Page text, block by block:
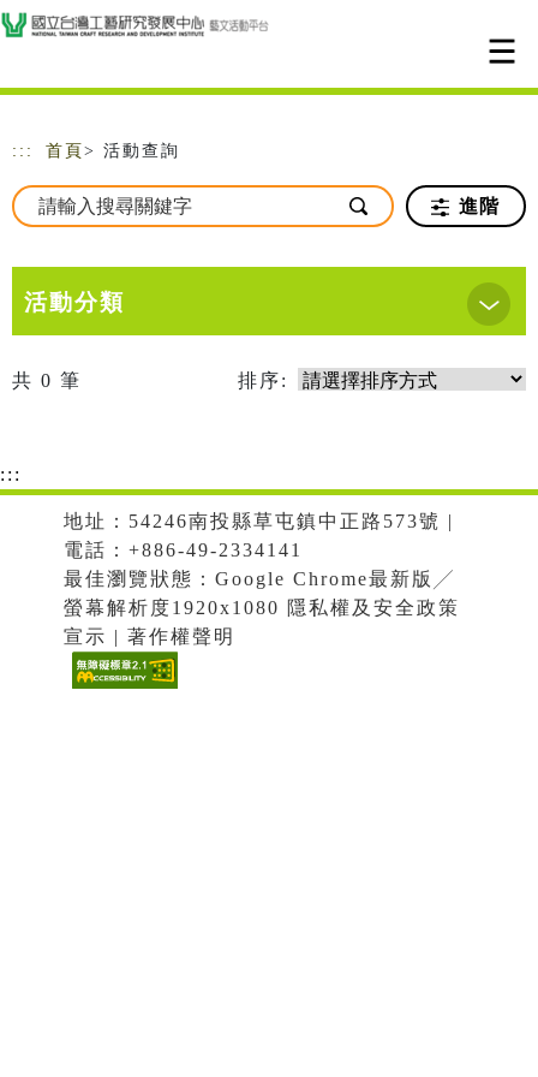
跳到主要內容
網站導覽
::: 首頁 > 活動查詢
進階
活動分類
共 0 筆 排序:
:::
地址：54246南投縣草屯鎮中正路573號 |
電話：+886-49-2334141
最佳瀏覽狀態：Google Chrome最新版╱
螢幕解析度1920x1080 隱私權及安全政策
宣示 | 著作權聲明